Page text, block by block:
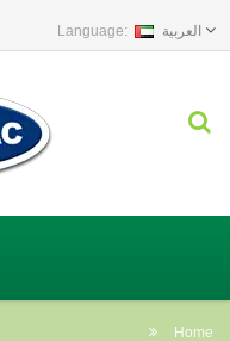
العربية
Home